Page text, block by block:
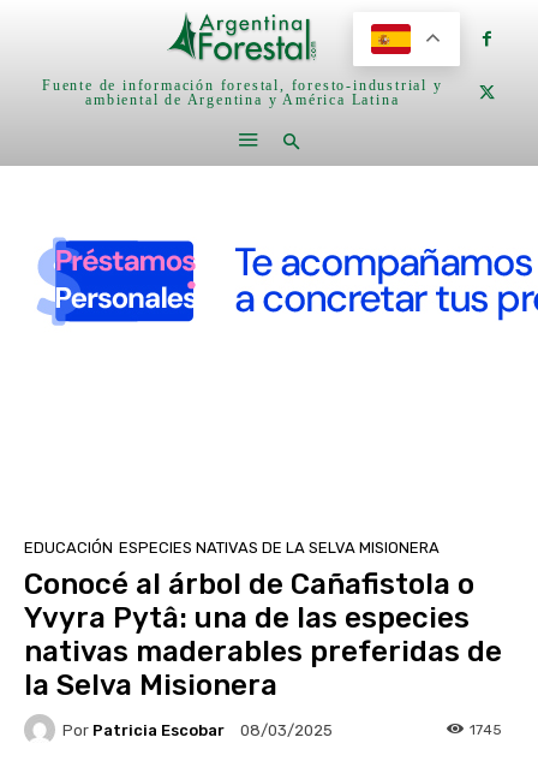
Fuente de información forestal, foresto-industrial y
ambiental de Argentina y América Latina
EDUCACIÓN ESPECIES NATIVAS DE LA SELVA MISIONERA
Conocé al árbol de Cañafistola o
Yvyra Pytâ: una de las especies
nativas maderables preferidas de
la Selva Misionera
Por Patricia Escobar 08/03/2025 1745